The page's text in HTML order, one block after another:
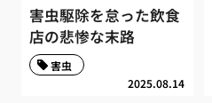
害虫駆除を怠った飲食
店の悲惨な末路
2025.08.14
害虫